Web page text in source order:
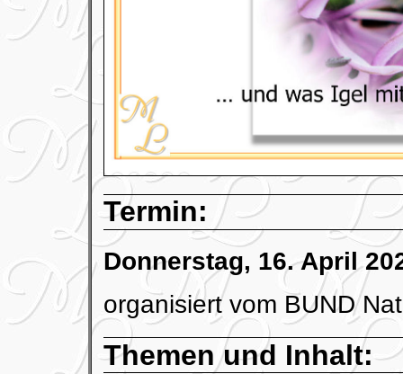
Termin:
Donnerstag, 16. April
organisiert vom BUND
Themen und Inhalt: